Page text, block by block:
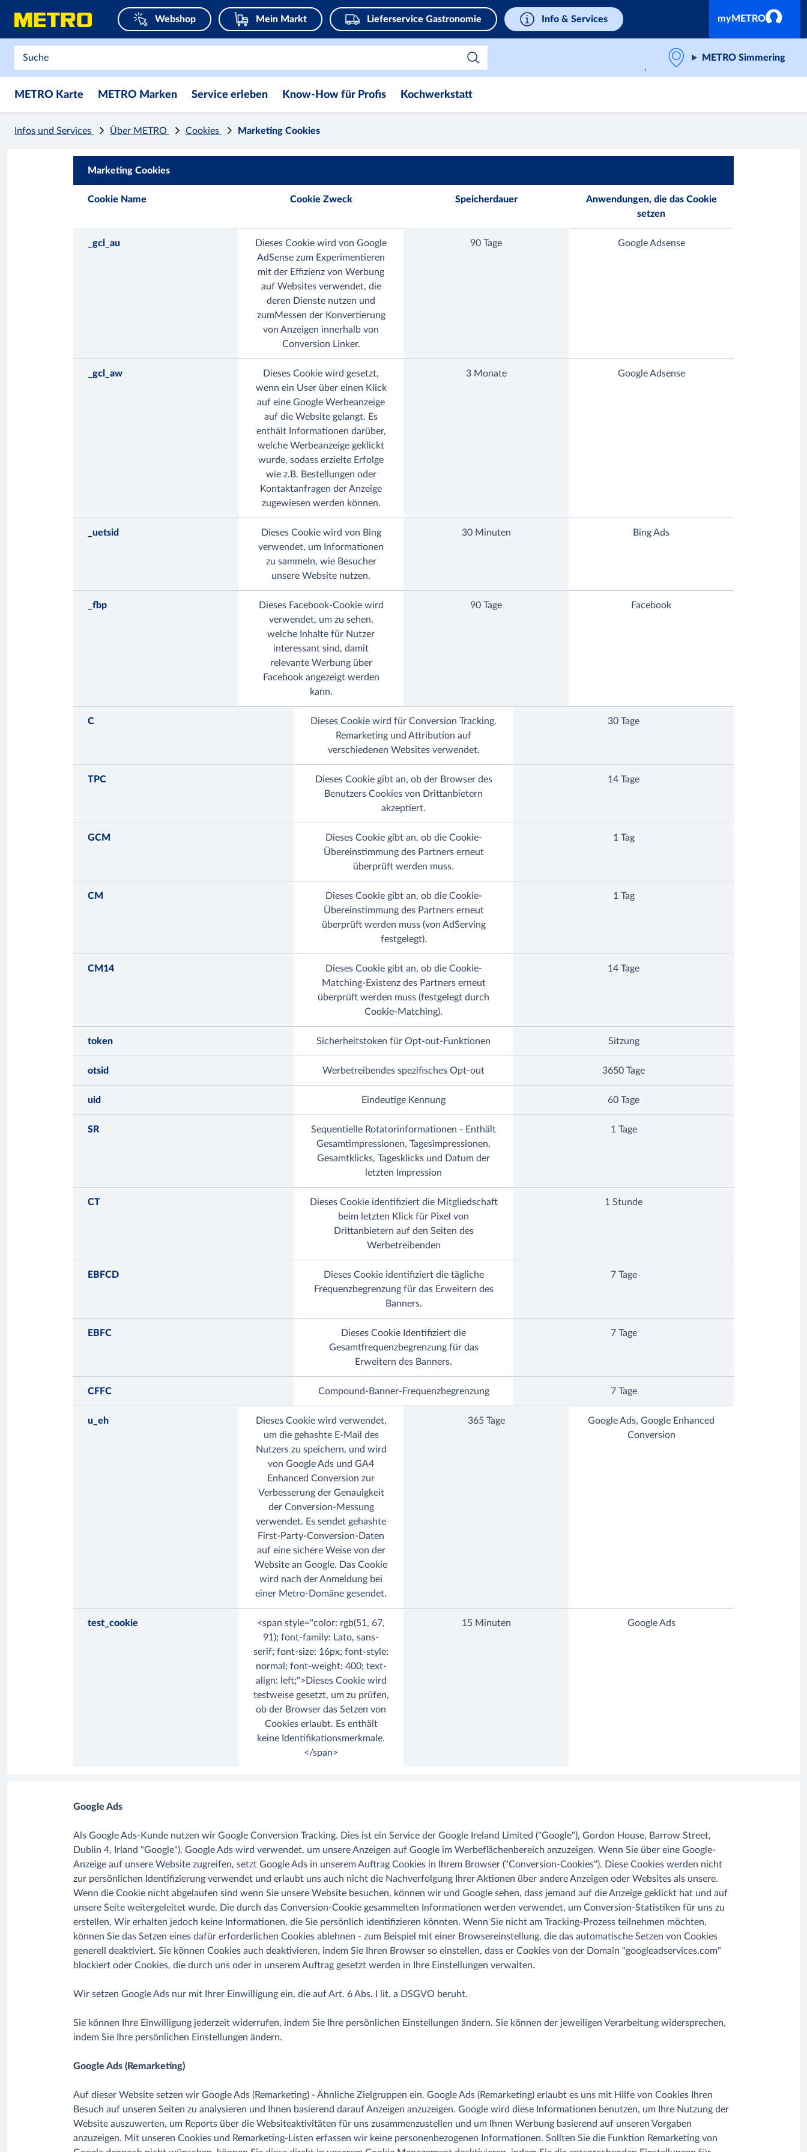
Webshop Mein Markt Lieferservice Gastronomie Info & Services myMETRO
METRO Simmering
METRO Karte METRO Marken Service erleben Know-How für Profis Kochwerkstatt
Infos und Services Über METRO Cookies Marketing Cookies
Marketing Cookies
Cookie Name Cookie Zweck Speicherdauer
Anwendungen, die das Cookie
setzen
_gcl_au
Dieses Cookie wird von Google
AdSense zum Experimentieren
mit der Effizienz von Werbung
auf Websites verwendet, die
deren Dienste nutzen und
zumMessen der Konvertierung
von Anzeigen innerhalb von
Conversion Linker.
90 Tage Google Adsense
_gcl_aw
Dieses Cookie wird gesetzt,
wenn ein User über einen Klick
auf eine Google Werbeanzeige
auf die Website gelangt. Es
enthält Informationen darüber,
welche Werbeanzeige geklickt
wurde, sodass erzielte Erfolge
wie z.B. Bestellungen oder
Kontaktanfragen der Anzeige
zugewiesen werden können.
3 Monate Google Adsense
_uetsid
Dieses Cookie wird von Bing
verwendet, um Informationen
zu sammeln, wie Besucher
unsere Website nutzen.
30 Minuten Bing Ads
_fbp
Dieses Facebook-Cookie wird
verwendet, um zu sehen,
welche Inhalte für Nutzer
interessant sind, damit
relevante Werbung über
Facebook angezeigt werden
kann.
90 Tage Facebook
C
Dieses Cookie wird für Conversion Tracking,
Remarketing und Attribution auf
verschiedenen Websites verwendet.
30 Tage
TPC
Dieses Cookie gibt an, ob der Browser des
Benutzers Cookies von Drittanbietern
akzeptiert.
14 Tage
GCM
Dieses Cookie gibt an, ob die Cookie-
Übereinstimmung des Partners erneut
überprüft werden muss.
1 Tag
CM
Dieses Cookie gibt an, ob die Cookie-
Übereinstimmung des Partners erneut
überprüft werden muss (von AdServing
festgelegt).
1 Tag
CM14
Dieses Cookie gibt an, ob die Cookie-
Matching-Existenz des Partners erneut
überprüft werden muss (festgelegt durch
Cookie-Matching).
14 Tage
token Sicherheitstoken für Opt-out-Funktionen Sitzung
otsid Werbetreibendes spezifisches Opt-out 3650 Tage
uid Eindeutige Kennung 60 Tage
SR
Sequentielle Rotatorinformationen - Enthält
Gesamtimpressionen, Tagesimpressionen,
Gesamtklicks, Tagesklicks und Datum der
letzten Impression
1 Tage
CT
Dieses Cookie identifiziert die Mitgliedschaft
beim letzten Klick für Pixel von
Drittanbietern auf den Seiten des
Werbetreibenden
1 Stunde
EBFCD
Dieses Cookie identifiziert die tägliche
Frequenzbegrenzung für das Erweitern des
Banners.
7 Tage
EBFC
Dieses Cookie Identifiziert die
Gesamtfrequenzbegrenzung für das
Erweitern des Banners.
7 Tage
CFFC Compound-Banner-Frequenzbegrenzung 7 Tage
u_eh
Dieses Cookie wird verwendet,
um die gehashte E-Mail des
Nutzers zu speichern, und wird
von Google Ads und GA4
Enhanced Conversion zur
Verbesserung der Genauigkeit
der Conversion-Messung
verwendet. Es sendet gehashte
First-Party-Conversion-Daten
auf eine sichere Weise von der
Website an Google. Das Cookie
wird nach der Anmeldung bei
einer Metro-Domäne gesendet.
365 Tage
Google Ads, Google Enhanced
Conversion
test_cookie
<span style="color: rgb(51, 67,
91); font-family: Lato, sans-
serif; font-size: 16px; font-style:
normal; font-weight: 400; text-
align: left;">Dieses Cookie wird
testweise gesetzt, um zu prüfen,
ob der Browser das Setzen von
Cookies erlaubt. Es enthält
keine Identifikationsmerkmale.
</span>
15 Minuten Google Ads
Google Ads
Als Google Ads-Kunde nutzen wir Google Conversion Tracking. Dies ist ein Service der Google Ireland Limited ("Google"), Gordon House, Barrow Street,
Dublin 4, Irland "Google"). Google Ads wird verwendet, um unsere Anzeigen auf Google im Werbeflächenbereich anzuzeigen. Wenn Sie über eine Google-
Anzeige auf unsere Website zugreifen, setzt Google Ads in unserem Auftrag Cookies in Ihrem Browser ("Conversion-Cookies"). Diese Cookies werden nicht
zur persönlichen Identifizierung verwendet und erlaubt uns auch nicht die Nachverfolgung Ihrer Aktionen über andere Anzeigen oder Websites als unsere.
Wenn die Cookie nicht abgelaufen sind wenn Sie unsere Website besuchen, können wir und Google sehen, dass jemand auf die Anzeige geklickt hat und auf
unsere Seite weitergeleitet wurde. Die durch das Conversion-Cookie gesammelten Informationen werden verwendet, um Conversion-Statistiken für uns zu
erstellen. Wir erhalten jedoch keine Informationen, die Sie persönlich identifizieren könnten. Wenn Sie nicht am Tracking-Prozess teilnehmen möchten,
können Sie das Setzen eines dafür erforderlichen Cookies ablehnen - zum Beispiel mit einer Browsereinstellung, die das automatische Setzen von Cookies
generell deaktiviert. Sie können Cookies auch deaktivieren, indem Sie Ihren Browser so einstellen, dass er Cookies von der Domain "googleadservices.com"
blockiert oder Cookies, die durch uns oder in unserem Auftrag gesetzt werden in Ihre Einstellungen verwalten.
Wir setzen Google Ads nur mit Ihrer Einwilligung ein, die auf Art. 6 Abs. I lit. a DSGVO beruht.
Sie können Ihre Einwilligung jederzeit widerrufen, indem Sie Ihre persönlichen Einstellungen ändern. Sie können der jeweiligen Verarbeitung widersprechen,
indem Sie Ihre persönlichen Einstellungen ändern.
Google Ads (Remarketing)
Auf dieser Website setzen wir Google Ads (Remarketing) - Ähnliche Zielgruppen ein. Google Ads (Remarketing) erlaubt es uns mit Hilfe von Cookies Ihren
Besuch auf unseren Seiten zu analysieren und Ihnen basierend darauf Anzeigen anzuzeigen. Google wird diese Informationen benutzen, um Ihre Nutzung der
Website auszuwerten, um Reports über die Websiteaktivitäten für uns zusammenzustellen und um Ihnen Werbung basierend auf unseren Vorgaben
anzuzeigen. Mit unseren Cookies und Remarketing-Listen erfassen wir keine personenbezogenen Informationen. Sollten Sie die Funktion Remarketing von